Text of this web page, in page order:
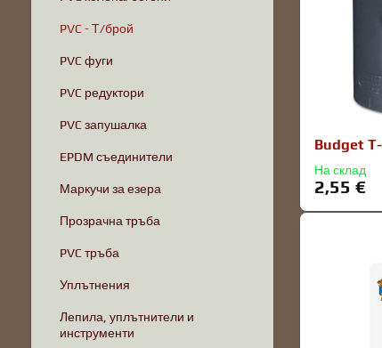
Budget
На склад
2,55 €
PVC - Т/брой
PVC фуги
PVC редуктори
PVC запушалка
EPDM съединители
Маркучи за езера
Прозрачна тръба
PVC тръба
Уплътнения
Лепила, уплътнители и
инструменти